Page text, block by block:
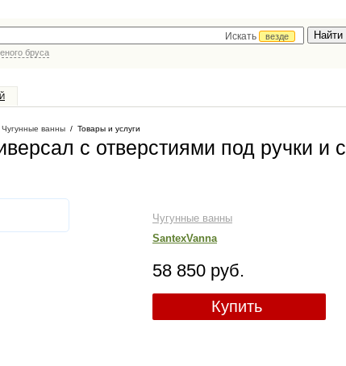
Искать
везде
бруса
Чугунные ванны / Товары и услуги
с отверстиями под ручки и с
Чугунные ванны
SantexVanna
58 850 руб.
Купить